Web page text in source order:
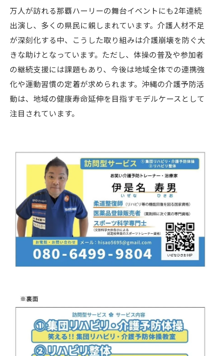
万人が訪れる那覇ハーリーの舞台イベントにも2年連続
出演し、多くの県民に親しまれています。介護人材不足
が深刻化する中、こうした取り組みは介護崩壊を防ぐ大
きな助けとなっています。ただし、体操の普及や参加者
の継続支援には課題もあり、今後は地域全体での連携強
化や運動習慣の定着が求められます。沖縄の介護予防活
動は、地域の健康寿命延伸を目指すモデルケースとして
注目されています。